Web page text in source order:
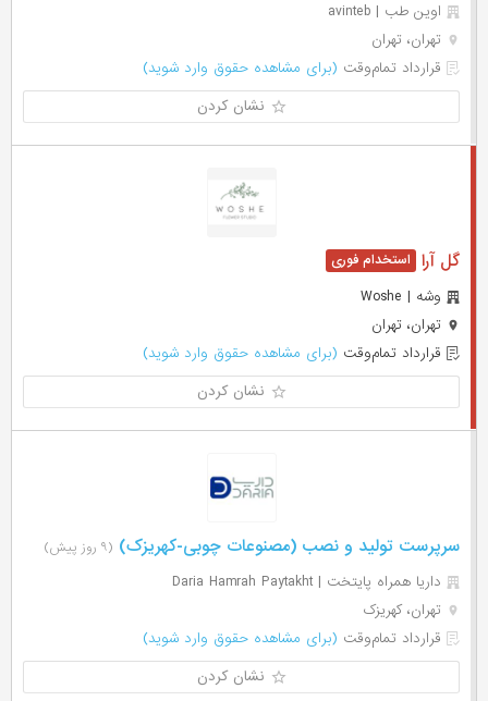
اوین طب | avinteb
تهران، تهران
قرارداد تمام‌وقت (برای مشاهده حقوق وارد شوید)
نشان کردن
گل آرا
وشه | Woshe
تهران، تهران
قرارداد تمام‌وقت (برای مشاهده حقوق وارد شوید)
نشان کردن
سرپرست تولید و نصب (مصنوعات چوبی-کهریزک) (۹ روز پیش)
داریا همراه پایتخت | Daria Hamrah Paytakht
تهران، کهریزک
قرارداد تمام‌وقت (برای مشاهده حقوق وارد شوید)
نشان کردن